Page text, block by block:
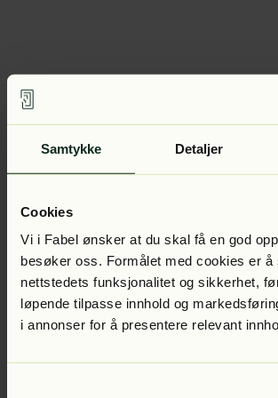
Samtykke Detaljer
Cookies
Vi i Fabel ønsker at du skal få en god
besøker oss. Formålet med cookies er å
nettstedets funksjonalitet og sikkerhet,
løpende tilpasse innhold og
i annonser for å presentere relevant